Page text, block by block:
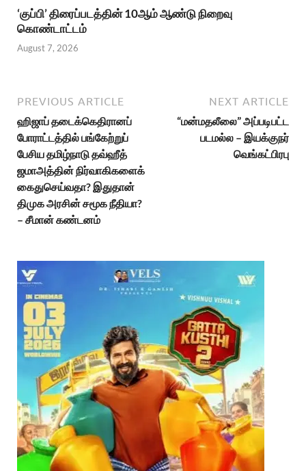
‘குப்பி’ திரைப்படத்தின் 10ஆம் ஆண்டு நிறைவு
கொண்டாட்டம்
August 7, 2026
PREVIOUS ARTICLE
ஹிஜாப் தடைக்கெதிரானப்
போராட்டத்தில் பங்கேற்றுப்
பேசிய தமிழ்நாடு தவ்ஹீத்
ஜமாஅத்தின் நிர்வாகிகளைக்
கைதுசெய்வதா? இதுதான்
திமுக அரசின் சமூக நீதியா?
– சீமான் கண்டனம்
NEXT ARTICLE
“மன்மதலீலை” அப்படிபட்ட
படமல்ல – இயக்குநர்
வெங்கட்பிரபு